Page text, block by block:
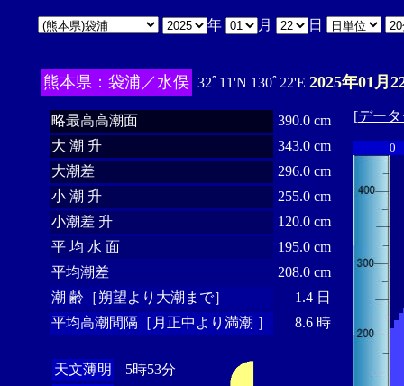
年 月 日
熊本県：袋浦／水俣 32ﾟ11'N 130ﾟ22'E 2025年01月
略最高高潮面
390.0 cm
大 潮 升
343.0 cm
大潮差
296.0 cm
小 潮 升
255.0 cm
小潮差 升
120.0 cm
平 均 水 面
195.0 cm
平均潮差
208.0 cm
潮 齢［朔望より大潮まで］
1.4 日
平均高潮間隔［月正中より満潮 ］
8.6 時
天文薄明
5時53分
[デー
0